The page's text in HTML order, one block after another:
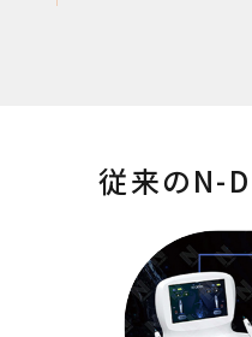
従来のN-